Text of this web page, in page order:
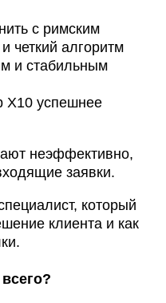
с римским
четкий алгоритм
и стабильным
X10 успешнее
неэффективно,
заявки.
который
клиента и как